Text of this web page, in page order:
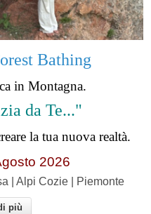
Bathing
in Montagna.
da Te..."
la tua nuova realtà.
2026
| Alpi Cozie | Piemonte
più